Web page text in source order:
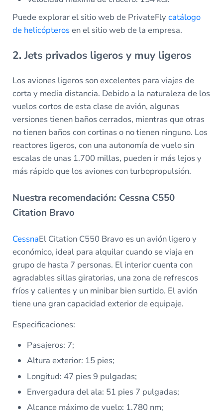
Puede explorar el sitio web de PrivateFlycatálogo
de helicópterosen el sitio web de la empresa.
2. Jets privados ligeros y muy ligeros
Los aviones ligeros son excelentes para viajes de
corta y media distancia. Debido a la naturaleza de los
vuelos cortos de esta clase de avión, algunas
versiones tienen baños cerrados, mientras que otras
no tienen baños con cortinas o no tienen ninguno. Los
reactores ligeros, con una autonomía de vuelo sin
escalas de unas 1.700 millas, pueden ir más lejos y
más rápido que los aviones con turbopropulsión.
Nuestra recomendación: Cessna C550
Citation Bravo
CessnaEl Citation C550 Bravo es un avión ligero y
económico, ideal para alquilar cuando se viaja en
grupo de hasta 7 personas. El interior cuenta con
agradables sillas giratorias, una zona de refrescos
fríos y calientes y un minibar bien surtido. El avión
tiene una gran capacidad exterior de equipaje.
Especificaciones:
Pasajeros: 7;
Altura exterior: 15 pies;
Longitud: 47 pies 9 pulgadas;
Envergadura del ala: 51 pies 7 pulgadas;
Alcance máximo de vuelo: 1.780 nm;